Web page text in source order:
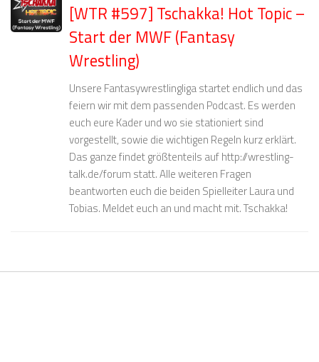
[WTR #597] Tschakka! Hot Topic –
Start der MWF (Fantasy
Wrestling)
Unsere Fantasywrestlingliga startet endlich und das
feiern wir mit dem passenden Podcast. Es werden
euch eure Kader und wo sie stationiert sind
vorgestellt, sowie die wichtigen Regeln kurz erklärt.
Das ganze findet größtenteils auf http://wrestling-
talk.de/forum statt. Alle weiteren Fragen
beantworten euch die beiden Spielleiter Laura und
Tobias. Meldet euch an und macht mit. Tschakka!